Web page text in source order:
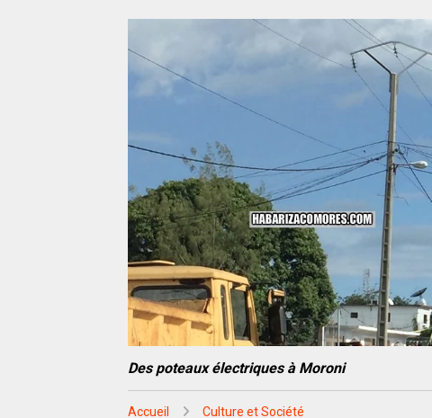
Des poteaux électriques à Moroni
Accueil Culture et Société